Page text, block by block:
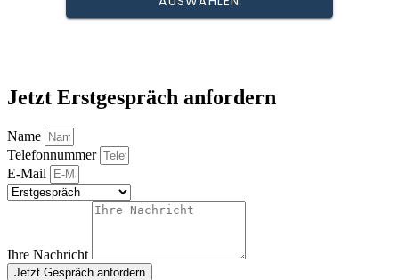
Jetzt Erstgespräch anfordern
Name
Telefonnummer
E-Mail
Ihre Nachricht
Jetzt Gespräch anfordern